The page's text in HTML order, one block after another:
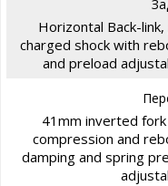
Horizontal Back-
charged shock with
and preload
41mm inverted
compression and
damping and spring